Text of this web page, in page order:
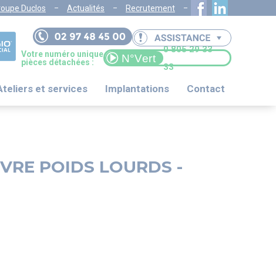
Duclos Actualités Recrutement
Votre numéro unique
pièces détachées :
0 805 29 33
33
et services Implantations Contact
POIDS LOURDS -